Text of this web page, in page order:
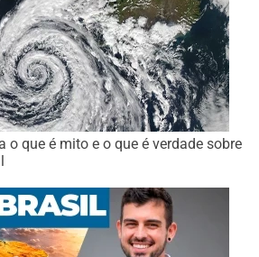
o que é mito e o que é verdade sobre